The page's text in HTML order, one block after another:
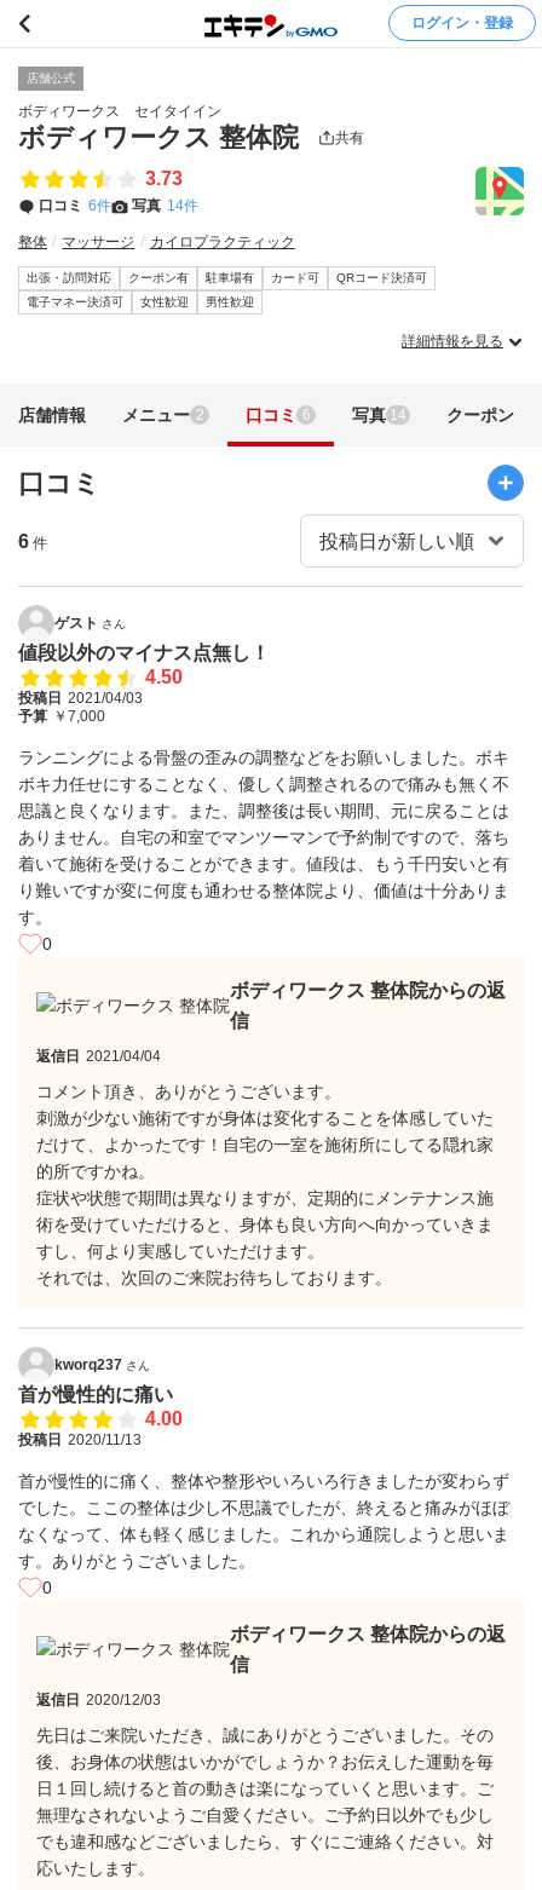
ログイン・登録
店舗公式
ボディワークス セイタイイン
ボディワークス 整体院 共有
3.73
口コミ 6件 写真 14件
整体 マッサージ カイロプラクティック
出張・訪問対応 クーポン有 駐車場有 カード可
QRコード決済可
電子マネー決済可
女性歓迎 男性歓迎
詳細情報を見る
店舗情報 メニュー 2 口コミ 6 写真 14 クーポン
口コミ
6 件
ゲスト さん
値段以外のマイナス点無し！
4.50
投稿日 2021/04/03
予算 ￥7,000
ランニングによる骨盤の歪みの調整などをお願いしました。ボキ
ボキ力任せにすることなく、優しく調整されるので痛みも無く不
思議と良くなります。また、調整後は長い期間、元に戻ることは
ありません。自宅の和室でマンツーマンで予約制ですので、落ち
着いて施術を受けることができます。値段は、もう千円安いと有
り難いですが変に何度も通わせる整体院より、価値は十分ありま
す。
0
ボディワークス 整体院からの返
信
返信日 2021/04/04
コメント頂き、ありがとうございます。
刺激が少ない施術ですが身体は変化することを体感していた
だけて、よかったです！自宅の一室を施術所にしてる隠れ家
的所ですかね。
症状や状態で期間は異なりますが、定期的にメンテナンス施
術を受けていただけると、身体も良い方向へ向かっていきま
すし、何より実感していただけます。
それでは、次回のご来院お待ちしております。
kworq237 さん
首が慢性的に痛い
4.00
投稿日 2020/11/13
首が慢性的に痛く、整体や整形やいろいろ行きましたが変わらず
でした。ここの整体は少し不思議でしたが、終えると痛みがほぼ
なくなって、体も軽く感じました。これから通院しようと思いま
す。ありがとうございました。
0
ボディワークス 整体院からの返
信
返信日 2020/12/03
先日はご来院いただき、誠にありがとうございました。その
後、お身体の状態はいかがでしょうか？お伝えした運動を毎
日１回し続けると首の動きは楽になっていくと思います。ご
無理なされないようご自愛ください。ご予約日以外でも少し
でも違和感などございましたら、すぐにご連絡ください。対
応いたします。